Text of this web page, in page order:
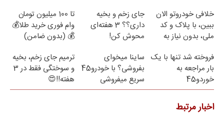
خلافی خودروتو الان
ببین، با پلاک و کد
ملی، بدون نیاز به
جای زخم و بخیه
داری؟؟ 3 هفته‌ای
محوش کن!
تا 100 میلیون تومان
وام فوری خرید طلا💰
💰 (بدون ضامن)
فروخته شد تنها با یک
بار مراجعه به
خوردو45
ساینا میخوای
بفروشی؟ با خودرو45
سریع میفروشی
ترمیم جای زخم، بخیه
و سوختگی فقط در 3
هفته!!😍
اخبار مرتبط